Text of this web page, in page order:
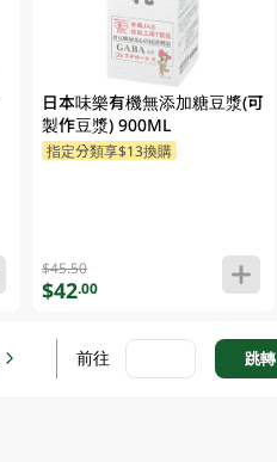
日本味樂有機無添加糖豆漿(可
製作豆漿) 900ML
指定分類享$13換購
$45.50
$42.00
前往 跳轉